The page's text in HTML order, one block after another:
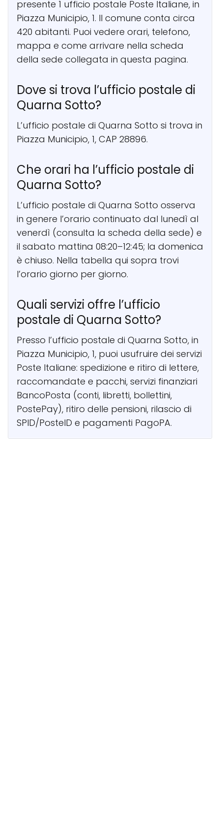
presente 1 ufficio postale Poste Italiane, in
Piazza Municipio, 1. Il comune conta circa
420 abitanti. Puoi vedere orari, telefono,
mappa e come arrivare nella scheda
della sede collegata in questa pagina.
Dove si trova l’ufficio postale di
Quarna Sotto?
L’ufficio postale di Quarna Sotto si trova in
Piazza Municipio, 1, CAP 28896.
Che orari ha l’ufficio postale di
Quarna Sotto?
L’ufficio postale di Quarna Sotto osserva
in genere l’orario continuato dal lunedì al
venerdì (consulta la scheda della sede) e
il sabato mattina 08:20–12:45; la domenica
è chiuso. Nella tabella qui sopra trovi
l’orario giorno per giorno.
Quali servizi offre l’ufficio
postale di Quarna Sotto?
Presso l’ufficio postale di Quarna Sotto, in
Piazza Municipio, 1, puoi usufruire dei servizi
Poste Italiane: spedizione e ritiro di lettere,
raccomandate e pacchi, servizi finanziari
BancoPosta (conti, libretti, bollettini,
PostePay), ritiro delle pensioni, rilascio di
SPID/PosteID e pagamenti PagoPA.